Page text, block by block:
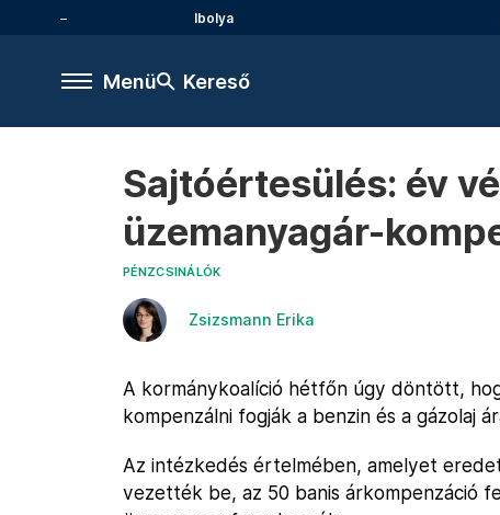
Ibolya
Menü Kereső
Sajtóértesülés: év
üzemanyagár-
PÉNZCSINÁLÓK
Zsizsmann Erika
A kormánykoalíció hétfőn úgy döntött,
kompenzálni fogják a benzin és a gázolaj
Az intézkedés értelmében, amelyet
vezették be, az 50 banis árkompenzáció